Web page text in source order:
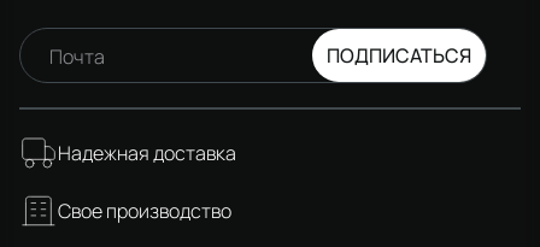
Почта ПОДПИСАТЬСЯ
Надежная доставка
Свое производство